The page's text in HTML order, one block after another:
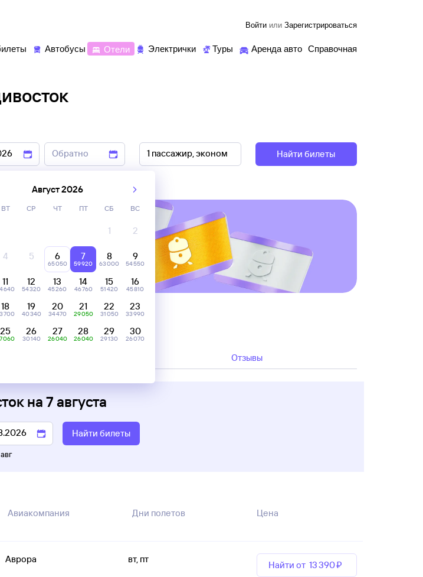
Войти или Зарегистрироваться
Автобусы Отели Электрички Туры Аренда авто Справочная
Найти билеты
Отзывы
на 7 августа
Найти билеты
Авиакомпания Дни полетов Цена
Аврора вт, пт
Найти от 13 ⁠390 ⁠₽
Август 2026
ВТ СР ЧТ ПТ СБ ВС
1 2
4 5 6
65 ⁠050
7
59 ⁠920
8
63 ⁠000
9
54 ⁠550
11
⁠640
12
54 ⁠320
13
45 ⁠260
14
46 ⁠760
15
51 ⁠420
16
45 ⁠810
18
⁠700
19
40 ⁠340
20
34 ⁠470
21
29 ⁠050
22
31 ⁠050
23
33 ⁠990
25
⁠060
26
30 ⁠140
27
26 ⁠040
28
26 ⁠040
29
29 ⁠130
30
26 ⁠070